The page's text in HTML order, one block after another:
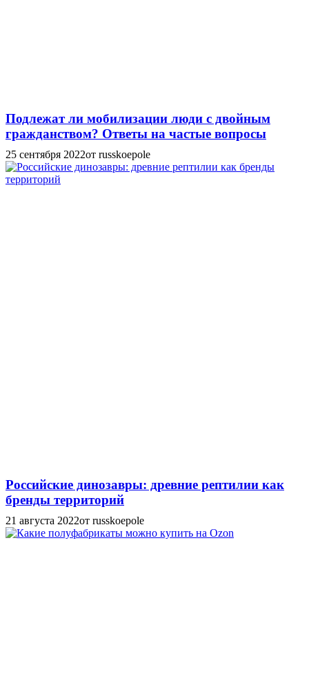
Подлежат ли мобилизации люди с двойным
гражданством? Ответы на частые вопросы
25 сентября 2022от russkoepole
Российские динозавры: древние рептилии как
бренды территорий
21 августа 2022от russkoepole